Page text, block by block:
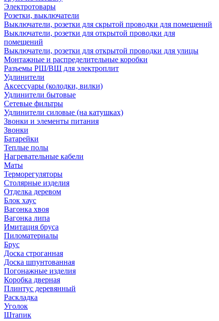
Электротовары
Розетки, выключатели
Выключатели, розетки для скрытой проводки для помещений
Выключатели, розетки для открытой проводки для
помещений
Выключатели, розетки для открытой проводки для улицы
Монтажные и распределительные коробки
Разъемы РШ/ВШ для электроплит
Удлинители
Аксессуары (колодки, вилки)
Удлинители бытовые
Сетевые фильтры
Удлинители силовые (на катушках)
Звонки и элементы питания
Звонки
Батарейки
Теплые полы
Нагревательные кабели
Маты
Терморегуляторы
Столярные изделия
Отделка деревом
Блок хаус
Вагонка хвоя
Вагонка липа
Имитация бруса
Пиломатериалы
Брус
Доска строганная
Доска шпунтованная
Погонажные изделия
Коробка дверная
Плинтус деревянный
Раскладка
Уголок
Штапик